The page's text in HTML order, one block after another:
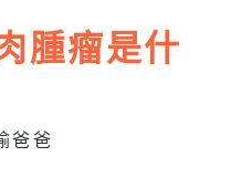
腫瘤是什